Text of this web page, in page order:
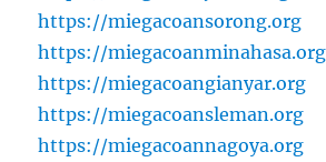
https://miegacoansorong.org
https://miegacoanminahasa.org
https://miegacoangianyar.org
https://miegacoansleman.org
https://miegacoannagoya.org